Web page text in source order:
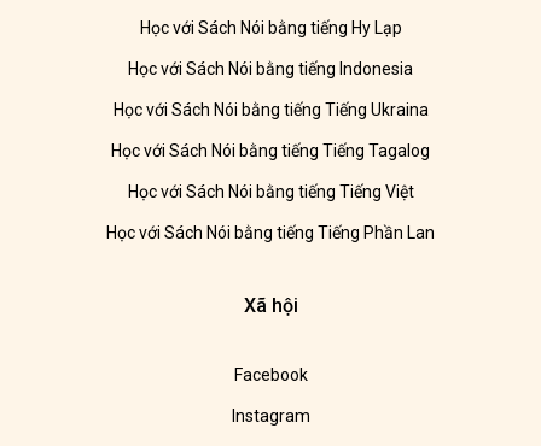
Học với Sách Nói bằng tiếng Hy Lạp
Học với Sách Nói bằng tiếng Indonesia
Học với Sách Nói bằng tiếng Tiếng Ukraina
Học với Sách Nói bằng tiếng Tiếng Tagalog
Học với Sách Nói bằng tiếng Tiếng Việt
Học với Sách Nói bằng tiếng Tiếng Phần Lan
Xã hội
Facebook
Instagram